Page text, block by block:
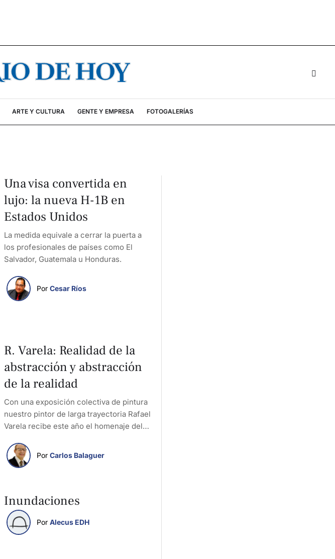
ARTE Y CULTURA GENTE Y EMPRESA FOTOGALERÍAS
Una visa convertida en
lujo: la nueva H-1B en
Estados Unidos
La medida equivale a cerrar la puerta a
los profesionales de países como El
Salvador, Guatemala u Honduras.
Por Cesar Ríos
R. Varela: Realidad de la
abstracción y abstracción
de la realidad
Con una exposición colectiva de pintura
nuestro pintor de larga trayectoria Rafael
Varela recibe este año el homenaje del
Abstracto de El Salvador”
Por Carlos Balaguer
Inundaciones
Por Alecus EDH